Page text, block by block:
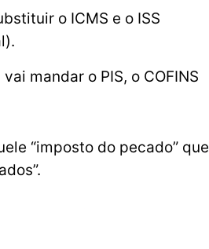
o ICMS e o ISS
vai mandar o PIS, o COFINS
“imposto do pecado” que